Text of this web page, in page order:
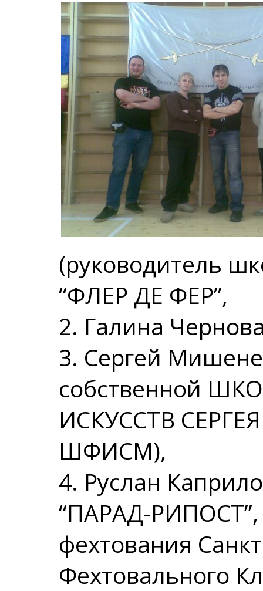
(руководитель
“ФЛЕР ДЕ ФЕР”,
2. Галина
3. Сергей
собственной
ИСКУССТВ
ШФИСМ),
4. Руслан
“ПАРАД-РИПОСТ”,
фехтования
Фехтовального